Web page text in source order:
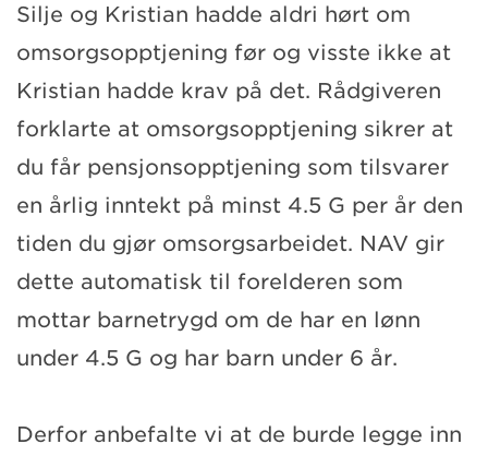
Silje og Kristian hadde aldri hørt om
omsorgsopptjening før og visste ikke at
Kristian hadde krav på det. Rådgiveren
forklarte at omsorgsopptjening sikrer at
du får pensjonsopptjening som tilsvarer
en årlig inntekt på minst 4.5 G per år den
tiden du gjør omsorgsarbeidet. NAV gir
dette automatisk til forelderen som
mottar barnetrygd om de har en lønn
under 4.5 G og har barn under 6 år.
Derfor anbefalte vi at de burde legge inn